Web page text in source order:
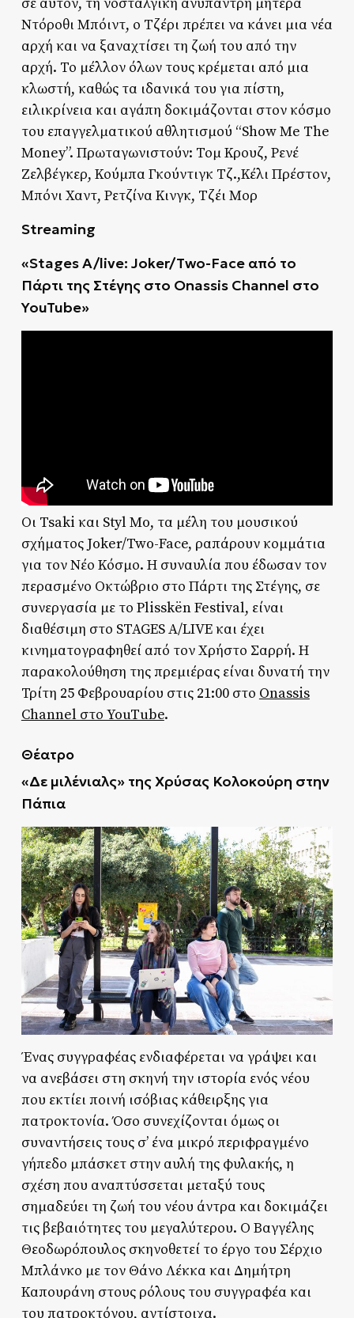
Ντόροθι Μπόιντ, ο Τζέρι πρέπει να κάνει μια νέα
αρχή και να ξαναχτίσει τη ζωή του από την
αρχή. Το μέλλον όλων τους κρέμεται από μια
κλωστή, καθώς τα ιδανικά του για πίστη,
ειλικρίνεια και αγάπη δοκιμάζονται στον κόσμο
του επαγγελματικού αθλητισμού “Show Me The
Money”. Πρωταγωνιστούν: Τομ Κρουζ, Ρενέ
Ζελβέγκερ, Κούμπα Γκούντιγκ Τζ.,Κέλι Πρέστον,
Μπόνι Χαντ, Ρετζίνα Κινγκ, Τζέι Μορ
Streaming
«Stages A/live: Joker/Two-Face από το
Πάρτι της Στέγης στο Onassis Channel στο
YouTube»
Οι Tsaki και Styl Mo, τα μέλη του μουσικού
σχήματος Joker/Two-Face, ραπάρουν κομμάτια
για τον Νέο Κόσμο. Η συναυλία που έδωσαν τον
περασμένο Οκτώβριο στο Πάρτι της Στέγης, σε
συνεργασία με το Plisskën Festival, είναι
διαθέσιμη στο STAGES A/LIVE και έχει
κινηματογραφηθεί από τον Χρήστο Σαρρή. Η
παρακολούθηση της πρεμιέρας είναι δυνατή την
Τρίτη 25 Φεβρουαρίου στις 21:00 στο Onassis
Channel στο YouTube.
Θέατρο
«Δε μιλένιαλς» της Χρύσας Κολοκούρη στην
Πάπια
Ένας συγγραφέας ενδιαφέρεται να γράψει και
να ανεβάσει στη σκηνή την ιστορία ενός νέου
που εκτίει ποινή ισόβιας κάθειρξης για
πατροκτονία. Όσο συνεχίζονται όμως οι
συναντήσεις τους σ’ ένα μικρό περιφραγμένο
γήπεδο μπάσκετ στην αυλή της φυλακής, η
σχέση που αναπτύσσεται μεταξύ τους
σημαδεύει τη ζωή του νέου άντρα και δοκιμάζει
τις βεβαιότητες του μεγαλύτερου. Ο Βαγγέλης
Θεοδωρόπουλος σκηνοθετεί το έργο του Σέρχιο
Μπλάνκο με τον Θάνο Λέκκα και Δημήτρη
Καπουράνη στους ρόλους του συγγραφέα και
του πατροκτόνου, αντίστοιχα.